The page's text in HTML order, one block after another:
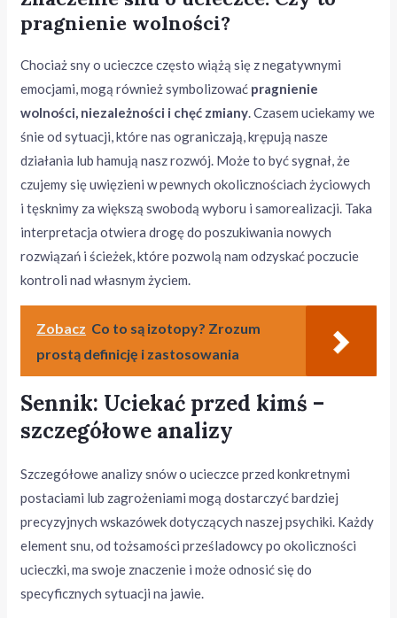
pragnienie wolności?
Chociaż sny o ucieczce często wiążą się z negatywnymi
emocjami, mogą również symbolizować pragnienie
wolności, niezależności i chęć zmiany. Czasem uciekamy we
śnie od sytuacji, które nas ograniczają, krępują nasze
działania lub hamują nasz rozwój. Może to być sygnał, że
czujemy się uwięzieni w pewnych okolicznościach życiowych
i tęsknimy za większą swobodą wyboru i samorealizacji. Taka
interpretacja otwiera drogę do poszukiwania nowych
rozwiązań i ścieżek, które pozwolą nam odzyskać poczucie
kontroli nad własnym życiem.
Zobacz Co to są izotopy? Zrozum
prostą definicję i zastosowania
Sennik: Uciekać przed kimś –
szczegółowe analizy
Szczegółowe analizy snów o ucieczce przed konkretnymi
postaciami lub zagrożeniami mogą dostarczyć bardziej
precyzyjnych wskazówek dotyczących naszej psychiki. Każdy
element snu, od tożsamości prześladowcy po okoliczności
ucieczki, ma swoje znaczenie i może odnosić się do
specyficznych sytuacji na jawie.